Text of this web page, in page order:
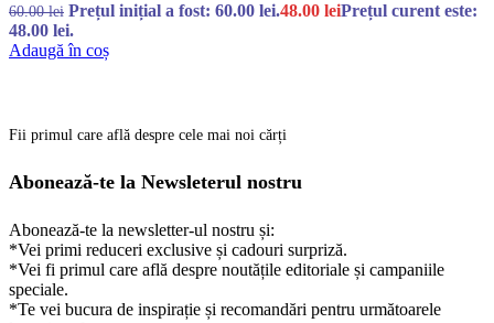
60.00lei Prețul inițial a fost: 60.00 lei.48.00 leiPrețul curent este:
48.00 lei.
Adaugă în coș
Fii primul care află despre cele mai noi cărți
Abonează-te la Newsleterul nostru
Abonează-te la newsletter-ul nostru și:
*Vei primi reduceri exclusive și cadouri surpriză.
*Vei fi primul care află despre noutățile editoriale și campaniile
speciale.
*Te vei bucura de inspirație și recomandări pentru următoarele